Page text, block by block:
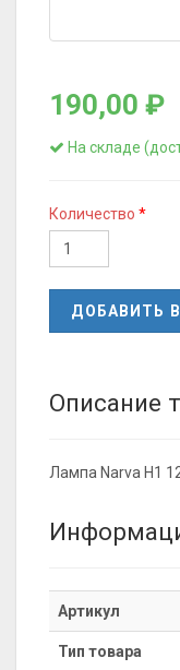
190,00 ₽
На складе
Количество
ДОБАВИТЬ
Описание
Лампа Narva H1
Артикул
Тип товара